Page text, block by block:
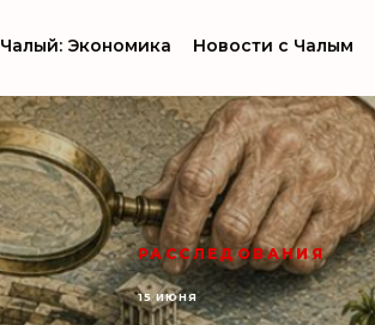
Чалый: Экономика Новости с Чалым
РАССЛЕДОВАНИЯ
15 ИЮНЯ